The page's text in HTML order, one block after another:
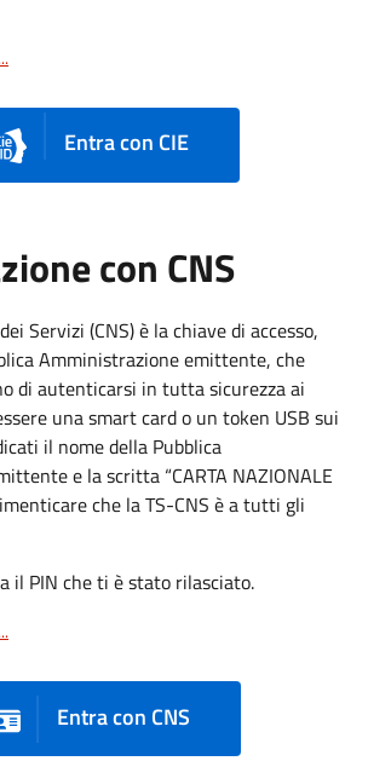
Entra con CIE
con CNS
Servizi (CNS) è la chiave di accesso,
Amministrazione emittente, che
di autenticarsi in tutta sicurezza ai
una smart card o un token USB sui
il nome della Pubblica
e la scritta “CARTA NAZIONALE
che la TS-CNS è a tutti gli
il PIN che ti è stato rilasciato.
Entra con CNS